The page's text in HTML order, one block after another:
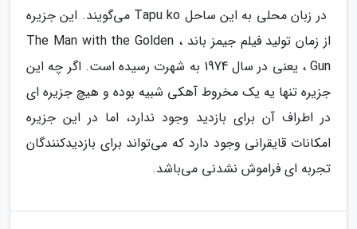
در زبان محلی به این ساحل Tapu ko می‌گویند. این جزیره
از زمان تولید فیلم جیمز باند ، The Man with the Golden
Gun ، یعنی در سال 1974 به شهرت رسیده است. اگر چه این
جزیره تنها یه یک مخروط آهکی شبیه بوده و هیچ جزیره ای
در اطراف آن برای بازدید وجود ندارد، اما در این جزیره
امکانات قایقرانی وجود دارد که می‌تواند برای بازدیدکنندگان
تجربه ای فراموش نشدنی می‌باشد.